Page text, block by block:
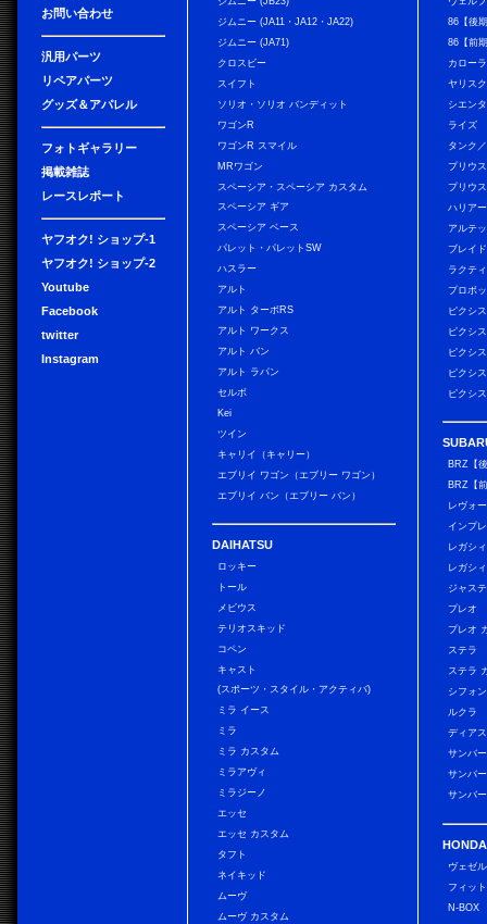
お問い合わせ
汎用パーツ
リペアパーツ
グッズ＆アパレル
フォトギャラリー
掲載雑誌
レースレポート
ヤフオク! ショップ-1
ヤフオク! ショップ-2
Youtube
Facebook
twitter
Instagram
ジムニー (JA11・JA12・JA22)
ジムニー (JA71)
クロスビー
スイフト
ソリオ・ソリオ バンディット
ワゴンR
ワゴンR スマイル
MRワゴン
スペーシア・スペーシア カスタム
スペーシア ギア
スペーシア ベース
パレット・パレットSW
ハスラー
アルト
アルト ターボRS
アルト ワークス
アルト バン
アルト ラパン
セルボ
Kei
ツイン
キャリイ（キャリー）
エブリイ ワゴン（エブリー ワゴン）
エブリイ バン（エブリー バン）
DAIHATSU
ロッキー
トール
メビウス
テリオスキッド
コペン
キャスト
(スポーツ・スタイル・アクティバ)
ミラ イース
ミラ
ミラ カスタム
ミラアヴィ
ミラジーノ
エッセ
エッセ カスタム
タフト
ネイキッド
ムーヴ
ムーヴ カスタム
86【後
86【前
カロー
ヤリス
シエンタ
ライズ
タンク
プリウス
プリウ
ハリアー
アルテ
ブレイド
ラクテ
プロボ
ピクシ
ピクシ
ピクシ
ピクシ
ピクシ
BRZ【
BRZ【
レヴォ
インプ
レガシ
レガシ
ジャス
プレオ
プレオ
ステラ
ステラ
シフォ
ルクラ
ディア
サンバ
サンバ
サンバ
HONDA
ヴェゼル
フィット
N-BOX